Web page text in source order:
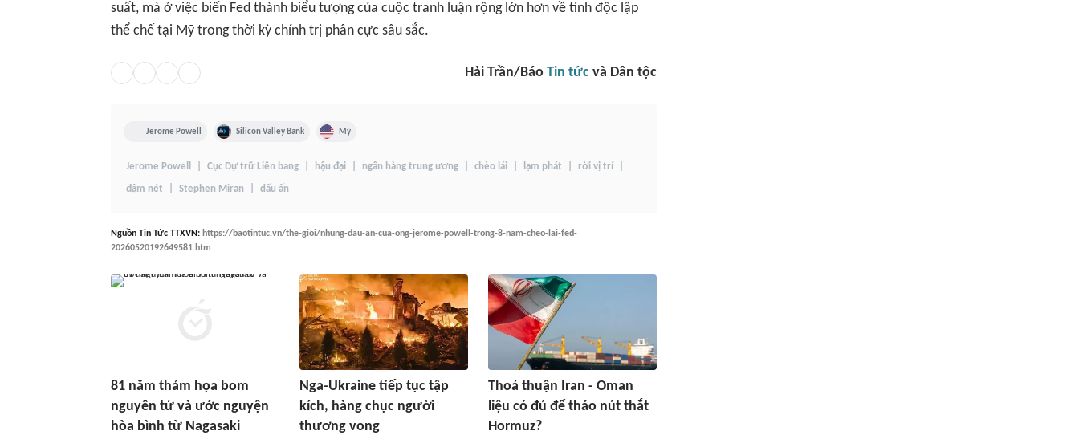
suất, mà ở việc biến Fed thành biểu tượng của cuộc tranh luận rộng lớn hơn về tính độc lập
thể chế tại Mỹ trong thời kỳ chính trị phân cực sâu sắc.
Hải Trần/Báo Tin tức và Dân tộc
Jerome Powell Silicon Valley Bank Mỹ
Jerome Powell Cục Dự trữ Liên bang hậu đại ngân hàng trung ương chèo lái lạm phát rời vị trí
đậm nét Stephen Miran dấu ấn
Nguồn Tin Tức TTXVN: https://baotintuc.vn/the-gioi/nhung-dau-an-cua-ong-jerome-powell-trong-8-nam-cheo-lai-fed-
20260520192649581.htm
81 năm thảm họa bom
nguyên tử và ước nguyện
hòa bình từ Nagasaki
Nga-Ukraine tiếp tục tập
kích, hàng chục người
thương vong
Thoả thuận Iran - Oman
liệu có đủ để tháo nút thắt
Hormuz?